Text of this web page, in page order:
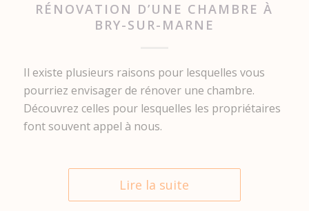
RÉNOVATION D’UNE CHAMBRE À
BRY-SUR-MARNE
Il existe plusieurs raisons pour lesquelles vous
pourriez envisager de rénover une chambre.
Découvrez celles pour lesquelles les propriétaires
font souvent appel à nous.
Lire la suite